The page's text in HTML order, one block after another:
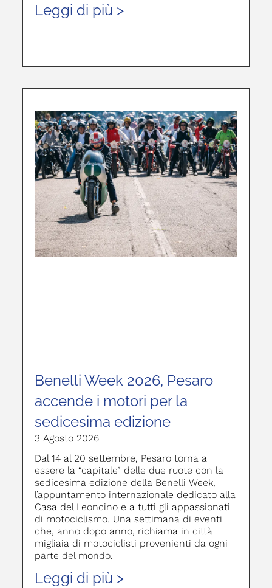
Leggi di più >
Benelli Week 2026, Pesaro
accende i motori per la
sedicesima edizione
3 Agosto 2026
Dal 14 al 20 settembre, Pesaro torna a
essere la “capitale” delle due ruote con la
sedicesima edizione della Benelli Week,
l’appuntamento internazionale dedicato alla
Casa del Leoncino e a tutti gli appassionati
di motociclismo. Una settimana di eventi
che, anno dopo anno, richiama in città
migliaia di motociclisti provenienti da ogni
parte del mondo.
Leggi di più >